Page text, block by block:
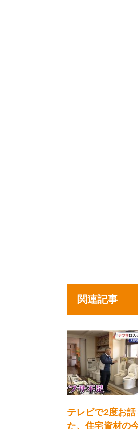
関連記事
テレビで2度お話
た、住宅資材の今